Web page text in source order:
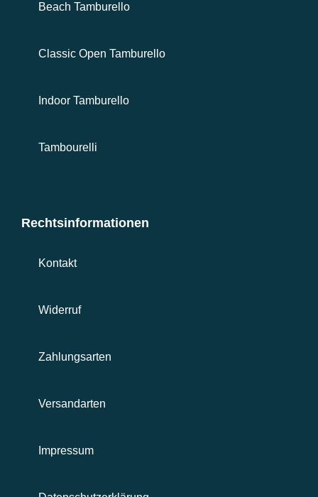
Beach Tamburello
Classic Open Tamburello
Indoor Tamburello
Tambourelli
Rechtsinformationen
Kontakt
Widerruf
Zahlungsarten
Versandarten
Impressum